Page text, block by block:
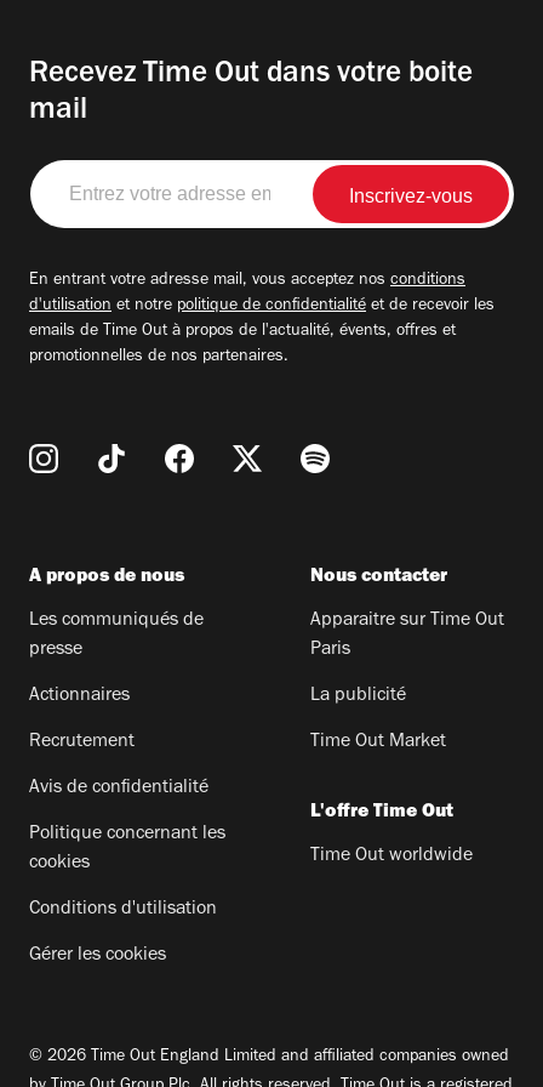
Recevez Time Out dans votre boite
mail
Entrez
votre
adresse
En entrant votre adresse mail, vous acceptez nos conditions
d'utilisation et notre politique de confidentialité et de recevoir les
emails de Time Out à propos de l'actualité, évents, offres et
promotionnelles de nos partenaires.
A propos de nous
Les communiqués de
presse
Actionnaires
Recrutement
Avis de confidentialité
Politique concernant les
cookies
Conditions d'utilisation
Gérer les cookies
Nous contacter
Apparaitre sur Time Out
Paris
La publicité
Time Out Market
L'offre Time Out
Time Out worldwide
© 2026 Time Out England Limited and affiliated companies owned